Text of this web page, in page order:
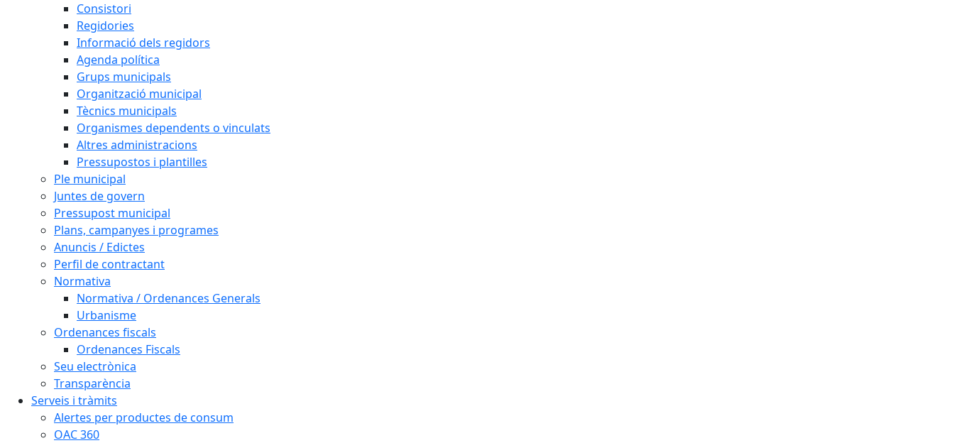
Consistori
Regidories
Informació dels regidors
Agenda política
Grups municipals
Organització municipal
Tècnics municipals
Organismes dependents o vinculats
Altres administracions
Pressupostos i plantilles
Ple municipal
Juntes de govern
Pressupost municipal
Plans, campanyes i programes
Anuncis / Edictes
Perfil de contractant
Normativa
Normativa / Ordenances Generals
Urbanisme
Ordenances fiscals
Ordenances Fiscals
Seu electrònica
Transparència
Serveis i tràmits
Alertes per productes de consum
OAC 360